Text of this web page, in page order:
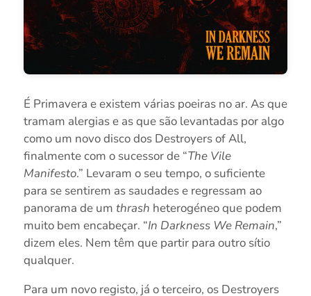
É Primavera e existem várias poeiras no ar. As que
tramam alergias e as que são levantadas por algo
como um novo disco dos Destroyers of All,
finalmente com o sucessor de “The Vile
Manifesto.” Levaram o seu tempo, o suficiente
para se sentirem as saudades e regressam ao
panorama de um thrash heterogéneo que podem
muito bem encabeçar. “In Darkness We Remain,”
dizem eles. Nem têm que partir para outro sítio
qualquer.
Para um novo registo, já o terceiro, os Destroyers